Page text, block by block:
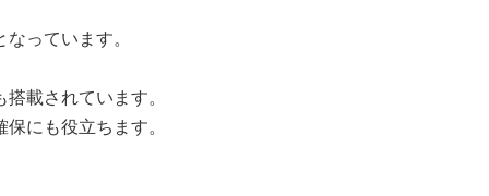
っています。
載されています。
にも役立ちます。